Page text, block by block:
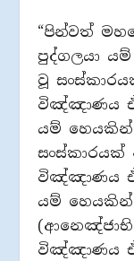
“පින්වත්
පුද්ගලයා
වූ
විඤ්ඤාණය
යම්
විඤ්ඤාණය
යම්
(ආනෙඤ්ජාභි
විඤ්ඤාණය